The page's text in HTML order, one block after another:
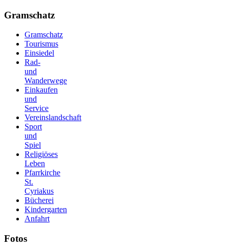
Gramschatz
Gramschatz
Tourismus
Einsiedel
Rad-
und
Wanderwege
Einkaufen
und
Service
Vereinslandschaft
Sport
und
Spiel
Religiöses
Leben
Pfarrkirche
St.
Cyriakus
Bücherei
Kindergarten
Anfahrt
Fotos